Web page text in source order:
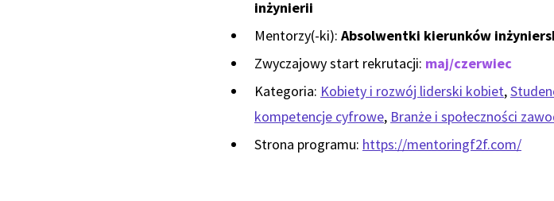
inżynierii
Mentorzy(-ki): Absolwentki kierunków
Zwyczajowy start rekrutacji: maj/czerwiec
Kategoria: Kobiety i rozwój liderski kobiet,
kompetencje cyfrowe, Branże i społeczności
Strona programu: https://mentoringf2f.com/